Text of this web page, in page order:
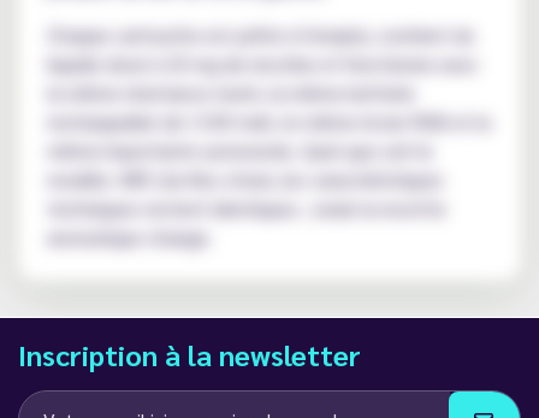
Chaque cartouche est prête à l'emploi, contient du
liquide dosé à 20 mg de nicotine et fonctionne avec
rechargeable de 1100 mah, le même écran RGB et la
même importante autonomie. Quel que soit le
modèle JNR Lila Kiss choisi, les caractéristiques
techniques restent identiques ; seule la recette
aromatique change.
Inscription à la newsletter